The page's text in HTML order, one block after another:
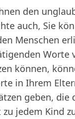
den
auch, Sie
Menschen
Worte
können,
in Ihrem
geben, die
jedem Kind